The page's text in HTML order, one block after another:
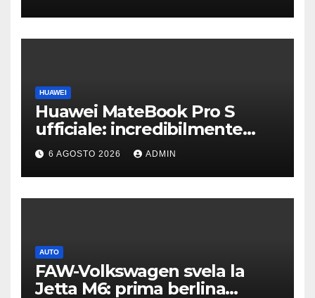
HUAWEI
Huawei MateBook Pro S
ufficiale: incredibilmente
leggero e supersottile
6 AGOSTO 2026 ADMIN
AUTO
FAW-Volkswagen svela la
Jetta M6: prima berlina